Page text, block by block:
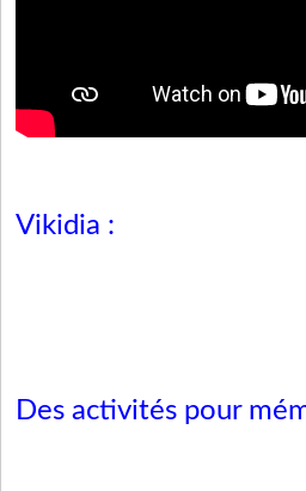
Vikidia :
Des activités pour